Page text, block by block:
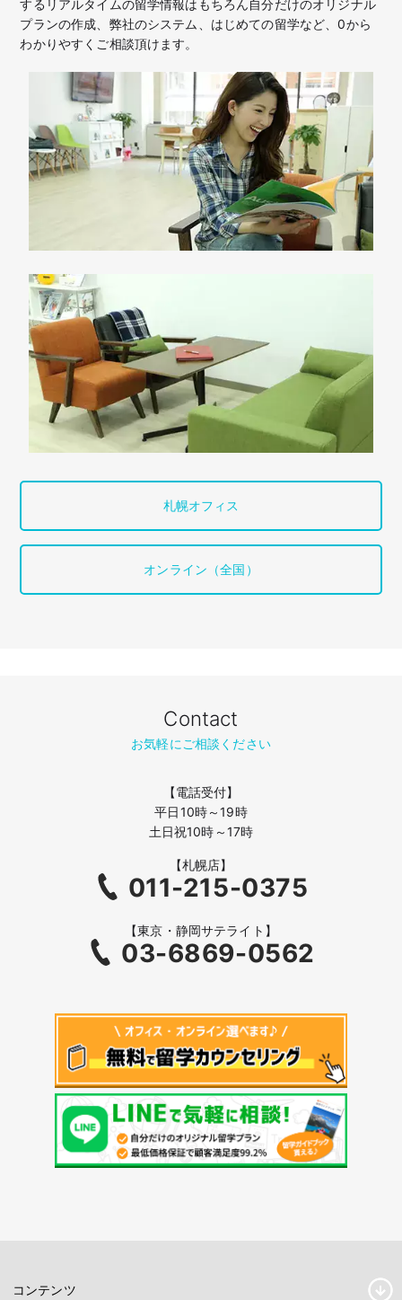
するリアルタイムの留学情報はもちろん自分だけのオリジナル
プランの作成、弊社のシステム、はじめての留学など、0から
わかりやすくご相談頂けます。
札幌オフィス
オンライン（全国）
Contact
お気軽にご相談ください
【電話受付】
平日10時～19時
土日祝10時～17時
【札幌店】
011-215-0375
【東京・静岡サテライト】
03-6869-0562
コンテンツ